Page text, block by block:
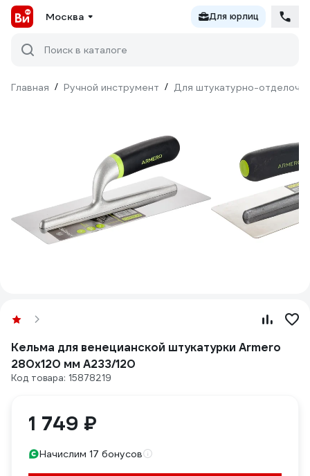
Москва Для юрлиц
Поиск в каталоге
Главная / Ручной инструмент / Для штукатурно-
Кельма для венецианской штукатурки Armero
280х120 мм A233/120
Код товара: 15878219
1 749 ₽
Начислим 17 бонусов